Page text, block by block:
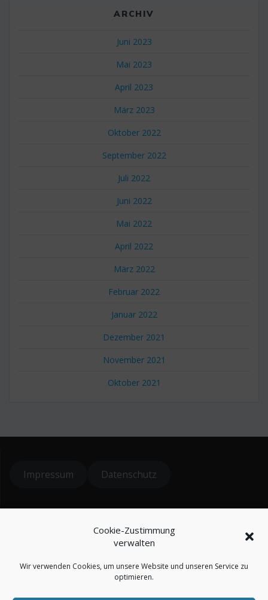
Cookie-Zustimmung
verwalten
Wir verwenden Cookies, um unsere Website und unseren Service zu
optimieren.
ARCHIV
Juni 2023
Mai 2023
April 2023
März 2023
Oktober 2022
September 2022
Juli 2022
Juni 2022
Mai 2022
April 2022
März 2022
Februar 2022
Januar 2022
Dezember 2021
November 2021
Oktober 2021
Impressum Datenschutz
* = Affiliatelinks / Werbung